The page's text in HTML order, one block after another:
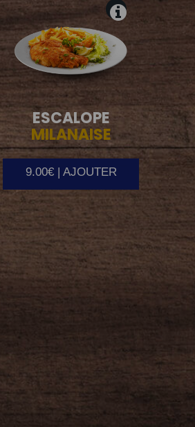
ESCALOPE
MILANAISE
9.00€ | AJOUTER